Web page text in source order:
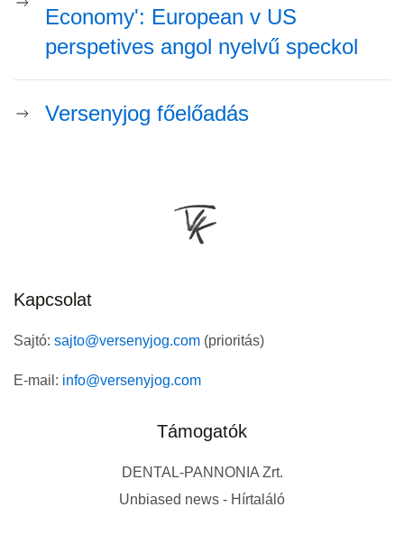
Economy': European v US
perspetives angol nyelvű speckol
Versenyjog főelőadás
Kapcsolat
Sajtó: sajto@versenyjog.com (prioritás)
E-mail: info@versenyjog.com
Támogatók
DENTAL-PANNONIA Zrt.
Unbiased news - Hírtaláló